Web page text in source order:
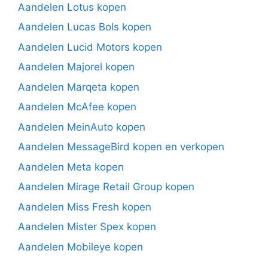
Aandelen Lotus kopen
Aandelen Lucas Bols kopen
Aandelen Lucid Motors kopen
Aandelen Majorel kopen
Aandelen Marqeta kopen
Aandelen McAfee kopen
Aandelen MeinAuto kopen
Aandelen MessageBird kopen en verkopen
Aandelen Meta kopen
Aandelen Mirage Retail Group kopen
Aandelen Miss Fresh kopen
Aandelen Mister Spex kopen
Aandelen Mobileye kopen